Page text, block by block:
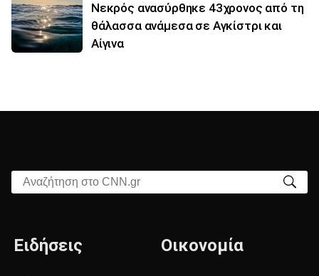
Νεκρός ανασύρθηκε 43χρονος από τη
θάλασσα ανάμεσα σε Αγκίστρι και
Αίγινα
Αναζήτηση στο CNN.gr
Ειδήσεις Οικονομία